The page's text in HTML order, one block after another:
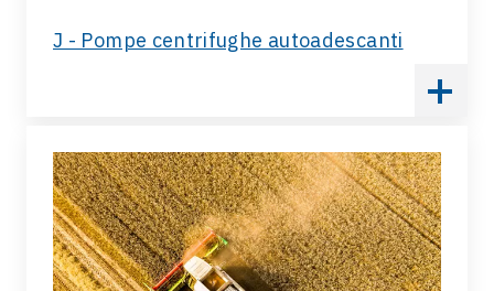
J - Pompe centrifughe autoadescanti